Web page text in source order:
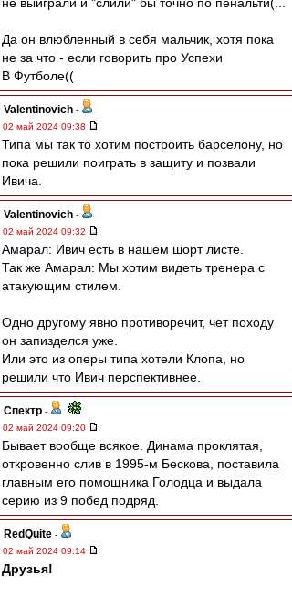
Да он влюбленный в себя мальчик, хотя пока
не за что - если говорить про Успехи
В Футболе((
Valentinovich -
02 май 2024 09:38
Типа мы так то хотим построить барселону, но
пока решили поиграть в защиту и позвали
Ивича.
Valentinovich -
02 май 2024 09:32
Амарал: Ивич есть в нашем шорт листе.
Так же Амарал: Мы хотим видеть тренера с
атакующим стилем.
Одно другому явно противоречит, чет походу
он запизделся уже.
Или это из оперы типа хотели Клопа, но
решили что Ивич перспективнее.
Спектр -
02 май 2024 09:20
Бывает вообще всякое. Динама проклятая,
откровенно слив в 1995-м Бескова, поставила
главным его помощника Голодца и выдала
серию из 9 побед подряд.
RedQuite -
02 май 2024 09:14
Друзья!